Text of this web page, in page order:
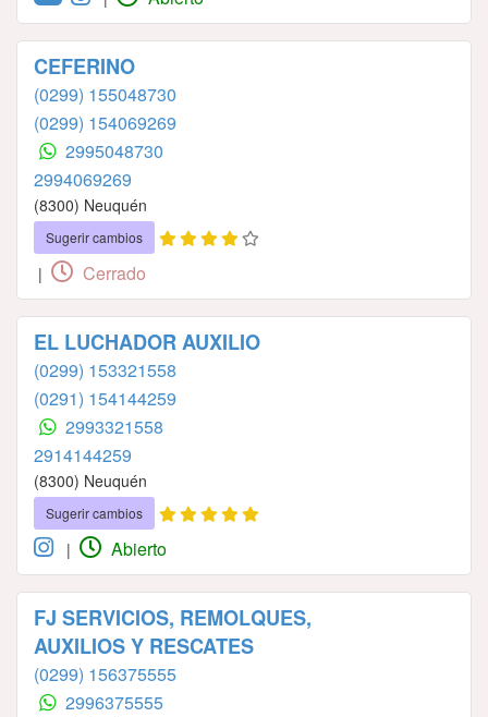
CEFERINO
(0299) 155048730
(0299) 154069269
2995048730
2994069269
(8300) Neuquén
Sugerir cambios
| Cerrado
EL LUCHADOR AUXILIO
(0299) 153321558
(0291) 154144259
2993321558
2914144259
(8300) Neuquén
Sugerir cambios
| Abierto
FJ SERVICIOS, REMOLQUES,
AUXILIOS Y RESCATES
(0299) 156375555
2996375555